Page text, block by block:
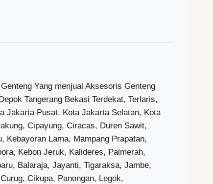
Pisangan Jaya, Pondok Jaya, Sarakan, Cukanggalih, Curug Wetan, Kadu, Kadu Jaya, Binong, Curug Kulon, Sukabakti, Bitung Jaya, Bojong, Budi Mulya, Cibadak, Pasir Gadung, Pasir Jaya, Sukadamai, Talaga, Bunder, Ciakar, Peusar, Ranca Iyuh, Ranca Kalapa, Serdang Kulon, Mekar Bakti, Babat, Bojongkamal, Ciangir, Cirarab, Palasari, Rancagong, Serdang Wetan, Babakan, Cicalengka, Cihuni, Cijantra, Jatake, Kadu Sirung, Karang Tenga, Lengkong Kulon, Malang Nengah, Situ Gadung, Medang, Cibogo, Dangdang, Mekar Wangi, Sampora, Suradita, Bunar, Buniayu, Kaliasin, Kubang, Merak, Parahu, Curug Sangereng, Bencongan, Bencongan Indah, Bojong Nangka, Pakulonan Barat, Badak Anom, Sindangasih, Sindangpanon, Sindangsono, Sukaharja, Wanakerta, Buaran Indah, Cikokol, Kelapa Indah, Sukarasa, Tanah Tinggi, Alam Jaya, Gandasari, Keroncong, Manis Jaya, Batujaya, Batusari, Kebon Besar, Poris Gaga, Poris Gaga Baru, Poris Jaya, Belendung, Jurumudi, Jurumudi Baru, Pajang, Cipondoh Indah, Cipondoh Makmur, Gondrong, Kenanga, Petir, Poris Plawad, Poris Plawad Indah, Poris Plawad Utara, Paninggilan, Paninggilan Utara, Parung Serab, Sudimara Barat, Sudimara Jaya, Sudimara Selatan, Sudimara Timur, Tajur, Bojong Jaya, Bugel, Cimone, Cimone Jaya, Gerendeng, Karawaci Baru, Koang Jaya, Nambo Jaya, Nusa Jaya, Pabuaran Tumpeng, Pasar Baru, Sukajadi, Sumur Pacing, Gebang Raya, Gembor, Periuk Jaya, Sangiang Jaya, Cibodasari, Cibodas Baru, Panunggangan Barat, Uwung Jaya, Karangsari, Kedaung Baru, Kedaung Wetan, Selapajang Jaya, Cipete, Kunciran, Kunciran Indah, Kunciran Jaya, Nerogtog, Pakojan, Panunggangan, Panunggangan Timur, Panunggangan Utara, Sudimara Pinang, Karang Mulya, Karang Timur, Parung Jaya, Pedurenan, Pondok Bahar, Pondok Pucung, Cipadu, Cipadu Jaya, Kreo, Kreo Selatan, Larangan Indah, Larangan Selatan, Larangan Utara, Jombang, Sawah Baru, Sawah Lama, Serua, Serua Indah, Cempaka Putih, Pisangan, Pondok Ranji, Rempoa, Rengas, Benda Baru, Pamulang Barat, Pamulang Timur, Pondok Benda, Pondok Cabe Ilir, Pondok Cabe Udik, Jurangmangu Barat, Jurangmangu Timur, Pondok Kacang Barat, Pondok Kacang Timur, Perigi Lama, Perigi Baru, Pondok Karya, Pondok Betung, Buaran, Ciater, Cilenggang, Lengkong Gudang, Lengkong Gudang Timur, Lengkong Wetan, Rawa Buntu, Rawa Mekar Jaya, Jelupang, Lengkong Karya, Pakualam, Pakulonan, Paku Jaya, Pondok Jagung, Pondok Jagung Timur, Bakti Jaya, Kademangan, Keranggan, Muncul, Babelan Kota, Bunibakti, Huripjaya, Kedungjaya, Kedungpengawas, Muarabakti, Pantai Hurip, Bahagia, Kebalen, Karangindah, Karangmulya, Medalkrisna, Sukabungah, Sukamukti, Jayabakti, Jayalaksana, Lenggahjaya, Lenggahsari, Setiajaya, Setialaksana, Sindangjaya, Cibarusahjaya,